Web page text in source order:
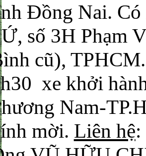
Đồng Nai. Có
số 3H Phạm
cũ),
xe khởi
Nam-
mời. Liên hệ